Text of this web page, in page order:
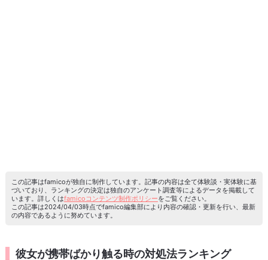
この記事はfamicoが独自に制作しています。記事の内容は全て体験談・実体験に基
づいており、ランキングの決定は独自のアンケート調査等によるデータを掲載して
います。詳しくはfamicoコンテンツ制作ポリシーをご覧ください。
この記事は2024/04/03時点でfamico編集部により内容の確認・更新を行い、最新
の内容であるように努めています。
彼女が携帯ばかり触る時の対処法ランキング